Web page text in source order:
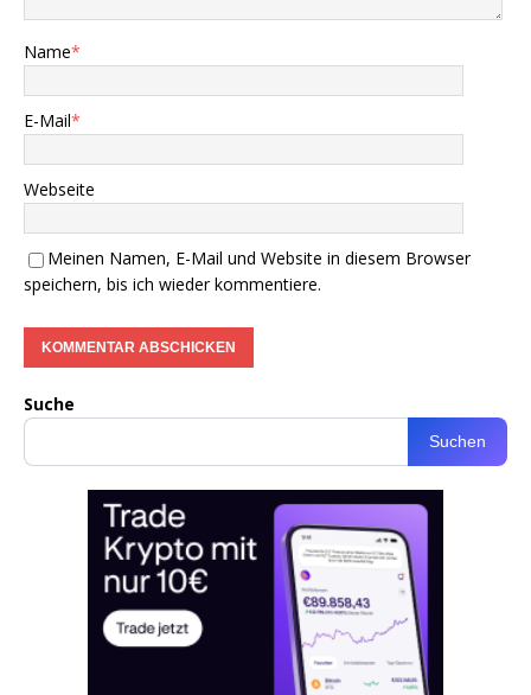
Name*
E-Mail*
Webseite
Meinen Namen, E-Mail und Website in diesem Browser
speichern, bis ich wieder kommentiere.
Suche
Suchen